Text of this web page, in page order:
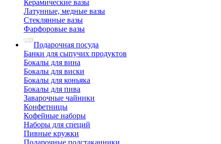
Керамические вазы
Латунные, медные вазы
Стеклянные вазы
Фарфоровые вазы
Подарочная посуда
Банки для сыпучих продуктов
Бокалы для вина
Бокалы для виски
Бокалы для коньяка
Бокалы для пива
Заварочные чайники
Конфетницы
Кофейные наборы
Наборы для специй
Пивные кружки
Подарочные подстаканники